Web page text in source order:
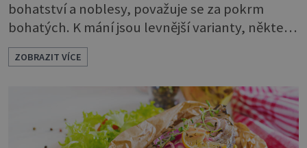
bohatství a noblesy, považuje se za pokrm
bohatých. K mání jsou levnější varianty, některé
jsou ale dobarvovány a obsahují aditiva. Kaviár
jsou jikry vybraných druhů ryb. Je to zdravá
lahůdka. Najdete v něm plnohodnotné
bílkoviny, zdravé tuky, vitaminy A, D, E i B a
minerální látky draslík, fosfor, hořčík a jód.
Černý nebo červený
ZOBRAZIT VÍCE